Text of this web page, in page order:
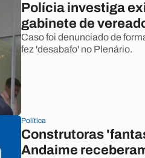
Polícia investiga
gabinete de
Caso foi denunciado de
fez 'desabafo' no Plenário.
Política
Construtoras
Andaime